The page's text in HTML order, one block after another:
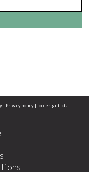
Privacy policy footer_gift_cta